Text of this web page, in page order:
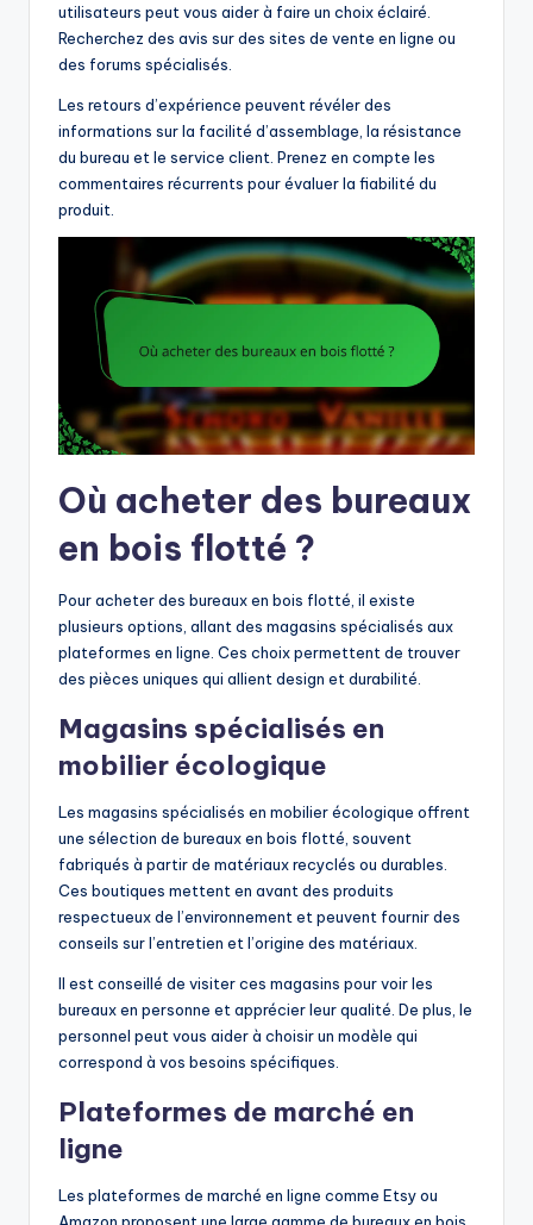
utilisateurs peut vous aider à faire un choix éclairé.
Recherchez des avis sur des sites de vente en ligne ou
des forums spécialisés.
Les retours d’expérience peuvent révéler des
informations sur la facilité d’assemblage, la résistance
du bureau et le service client. Prenez en compte les
commentaires récurrents pour évaluer la fiabilité du
produit.
Où acheter des bureaux
en bois flotté ?
Pour acheter des bureaux en bois flotté, il existe
plusieurs options, allant des magasins spécialisés aux
plateformes en ligne. Ces choix permettent de trouver
des pièces uniques qui allient design et durabilité.
Magasins spécialisés en
mobilier écologique
Les magasins spécialisés en mobilier écologique offrent
une sélection de bureaux en bois flotté, souvent
fabriqués à partir de matériaux recyclés ou durables.
Ces boutiques mettent en avant des produits
respectueux de l’environnement et peuvent fournir des
conseils sur l’entretien et l’origine des matériaux.
Il est conseillé de visiter ces magasins pour voir les
bureaux en personne et apprécier leur qualité. De plus, le
personnel peut vous aider à choisir un modèle qui
correspond à vos besoins spécifiques.
Plateformes de marché en
ligne
Les plateformes de marché en ligne comme Etsy ou